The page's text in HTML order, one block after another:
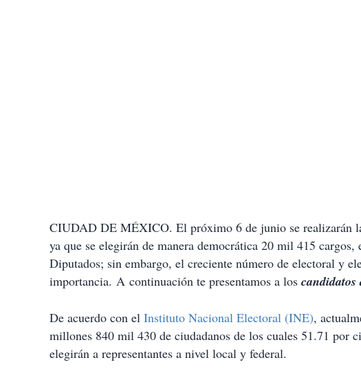
CIUDAD DE MÉXICO. El próximo 6 de junio se realizarán
ya que se elegirán de manera democrática 20 mil 415
Diputados; sin embargo, el creciente número de electoral y
importancia. A continuación te presentamos a los
De acuerdo con el Instituto Nacional Electoral (INE),
millones 840 mil 430 de ciudadanos de los cuales 51.71 por
elegirán a representantes a nivel local y federal.